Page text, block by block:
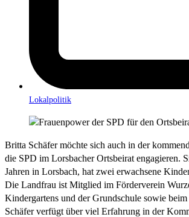
Lokalpolitik
Britta Schäfer möchte sich auch in der
die SPD im Lorsbacher Ortsbeirat engagieren.
Jahren in Lorsbach, hat zwei erwachsene
Die Landfrau ist Mitglied im Förderverein
Kindergartens und der Grundschule sowie
Schäfer verfügt über viel Erfahrung in der